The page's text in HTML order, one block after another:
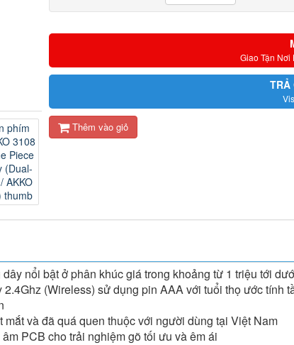
Giao Tận Nơi
TRẢ
Thêm vào giỏ
nổi bật ở phân khúc giá trong khoảng từ 1 triệu tới
(Wireless) sử dụng pin AAA với tuổi thọ ước tính
và đã quá quen thuộc với người dùng tại Việt Nam
PCB cho trải nghiệm gõ tối ưu và êm ái